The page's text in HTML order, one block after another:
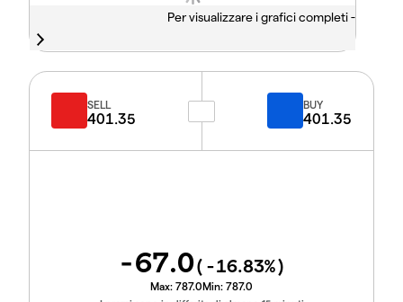
Per visualizzare i grafici completi -
SELL
401.35
BUY
401.35
-67.0( -16.83%)
Max: 787.0Min: 787.0